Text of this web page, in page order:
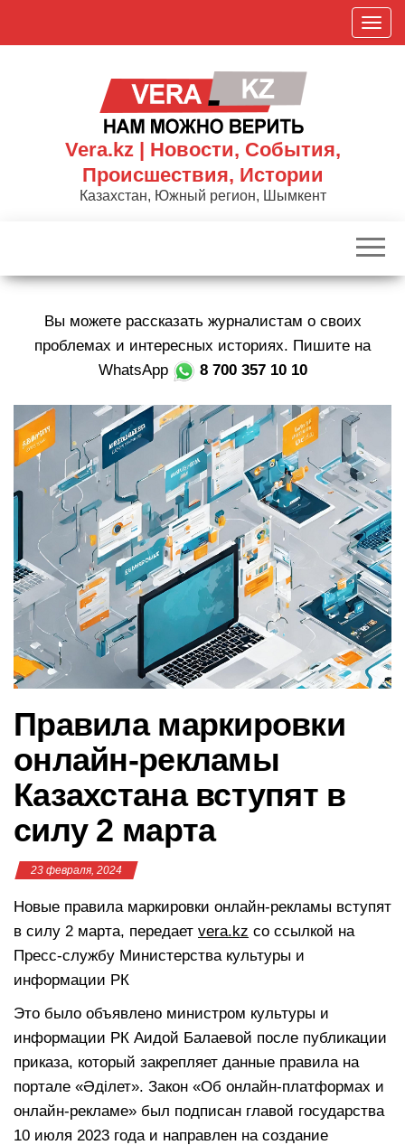
П
о
к
р
г
а
ц
и
ю
Vera.kz | Новости, События,
Происшествия, Истории
Казахстан, Южный регион, Шымкент
Вы можете рассказать журналистам о своих
проблемах и интересных историях. Пишите на
WhatsApp
8 700 357 10 10
Правила маркировки
онлайн-рекламы
Казахстана вступят в
силу 2 марта
23 февраля, 2024
Новые правила маркировки онлайн-рекламы вступят
в силу 2 марта, передает vera.kz со ссылкой на
Пресс-службу Министерства культуры и
информации РК
Это было объявлено министром культуры и
информации РК Аидой Балаевой после публикации
приказа, который закрепляет данные правила на
портале «Әділет». Закон «Об онлайн-платформах и
онлайн-рекламе» был подписан главой государства
10 июля 2023 года и направлен на создание